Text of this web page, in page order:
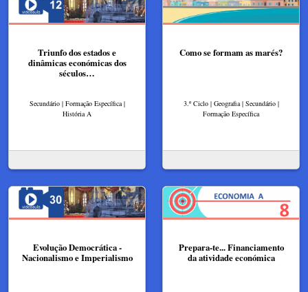
Triunfo dos estados e
dinâmicas económicas dos
séculos…
Secundário | Formação Específica |
História A
Como se formam as marés?
3.º Ciclo | Geografia | Secundário |
Formação Específica
Evolução Democrática -
Nacionalismo e Imperialismo
Prepara-te... Financiamento
da atividade económica